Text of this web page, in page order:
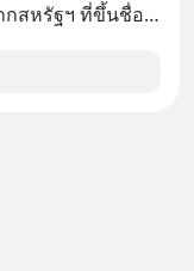
กสหรัฐฯ ที่ขึ้นชื่อ
Central Park